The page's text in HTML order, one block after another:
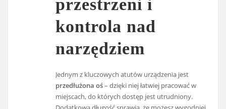
przestrzeni i
kontrola nad
narzędziem
Jednym z kluczowych atutów urządzenia jest
przedłużona oś– dzięki niej łatwiej pracować w
miejscach, do których dostęp jest utrudniony.